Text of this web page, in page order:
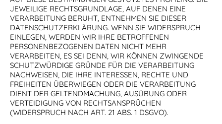
JEWEILIGE RECHTSGRUNDLAGE, AUF DENEN EINE
VERARBEITUNG BERUHT, ENTNEHMEN SIE DIESER
DATENSCHUTZERKLÄRUNG. WENN SIE WIDERSPRUCH
EINLEGEN, WERDEN WIR IHRE BETROFFENEN
PERSONENBEZOGENEN DATEN NICHT MEHR
VERARBEITEN, ES SEI DENN, WIR KÖNNEN ZWINGENDE
SCHUTZWÜRDIGE GRÜNDE FÜR DIE VERARBEITUNG
NACHWEISEN, DIE IHRE INTERESSEN, RECHTE UND
FREIHEITEN ÜBERWIEGEN ODER DIE VERARBEITUNG
DIENT DER GELTENDMACHUNG, AUSÜBUNG ODER
VERTEIDIGUNG VON RECHTSANSPRÜCHEN
(WIDERSPRUCH NACH ART. 21 ABS. 1 DSGVO).